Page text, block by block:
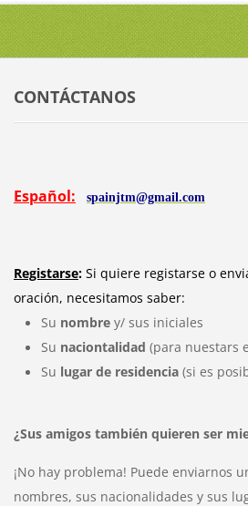
CONTÁCTANOS
Español: spainjtm@gmail.com
Registarse: Si quiere registarse o
oración, necesitamos saber:
Su nombrey/ sus iniciales
Su naciontalidad (para nuestars
Su lugar de residencia (si es
¿Sus amigos también quieren ser
¡No hay problema! Puede enviarnos
nombres, sus nacionalidades y sus